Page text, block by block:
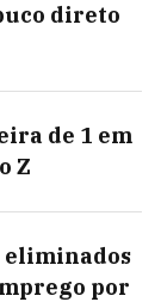
direto
de 1 em
Z
eliminados
por